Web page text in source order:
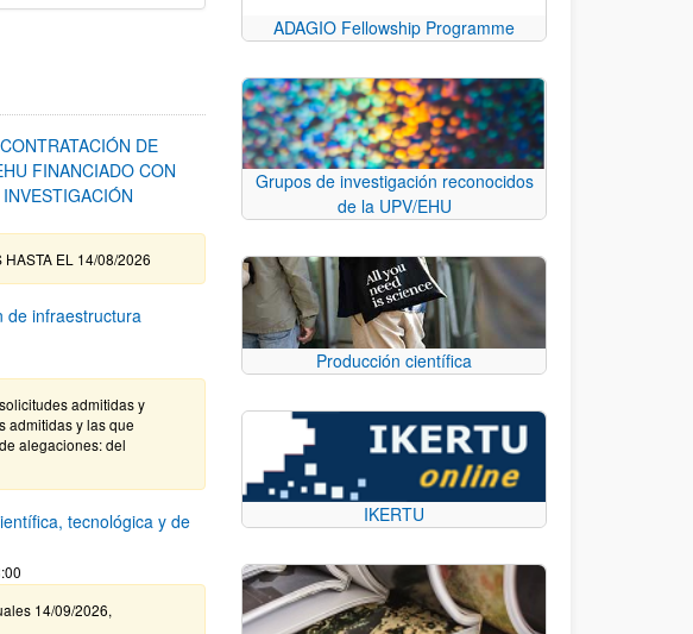
DE
FINANCIADO CON
HASTA EL 14/08/2026
de infraestructura
admitidas y
admitidas y las que
alegaciones: del
tecnológica y de
14/09/2026,
ADAGIO Fellowship Programme
Grupos de investigación reconocidos
de la UPV/EHU
Producción científica
IKERTU